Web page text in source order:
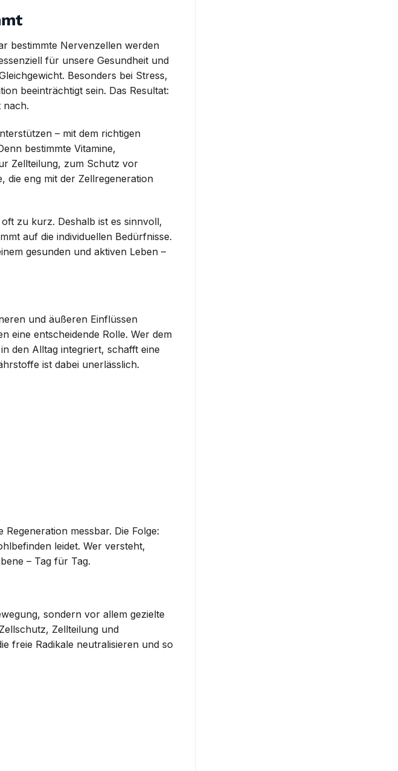
bestimmte Nervenzellen werden
für unsere Gesundheit und
Besonders bei Stress,
beeinträchtigt sein. Das Resultat:
nach.
– mit dem richtigen
bestimmte Vitamine,
Zellteilung, zum Schutz vor
die eng mit der Zellregeneration
zu kurz. Deshalb ist es sinnvoll,
auf die individuellen Bedürfnisse.
gesunden und aktiven Leben –
und äußeren Einflüssen
eine entscheidende Rolle. Wer dem
den Alltag integriert, schafft eine
ist dabei unerlässlich.
messbar. Die Folge:
leidet. Wer versteht,
– Tag für Tag.
sondern vor allem gezielte
Zellteilung und
freie Radikale neutralisieren und so